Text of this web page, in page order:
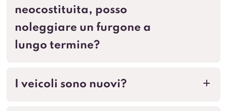
neocostituita, posso
noleggiare un furgone a
lungo termine?
a
I veicoli sono nuovi?